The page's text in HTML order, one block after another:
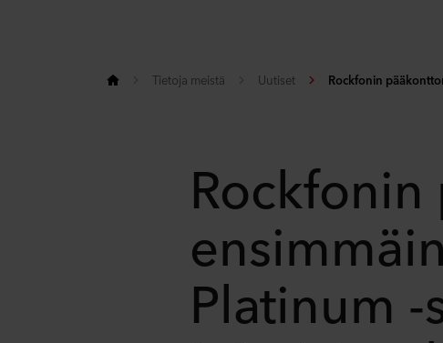
Tietoja meistä Uutiset Rockfonin
Rockfonin
Platinum